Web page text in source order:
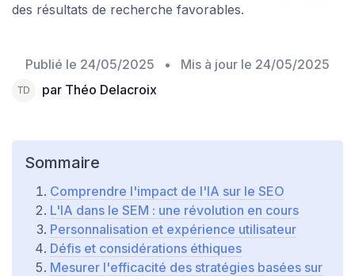
des résultats de recherche favorables.
Publié le 24/05/2025 • Mis à jour le 24/05/2025
par Théo Delacroix
Sommaire
Comprendre l'impact de l'IA sur le SEO
L'IA dans le SEM : une révolution en cours
Personnalisation et expérience utilisateur
Défis et considérations éthiques
Mesurer l'efficacité des stratégies basées sur